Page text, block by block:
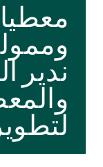
ندير